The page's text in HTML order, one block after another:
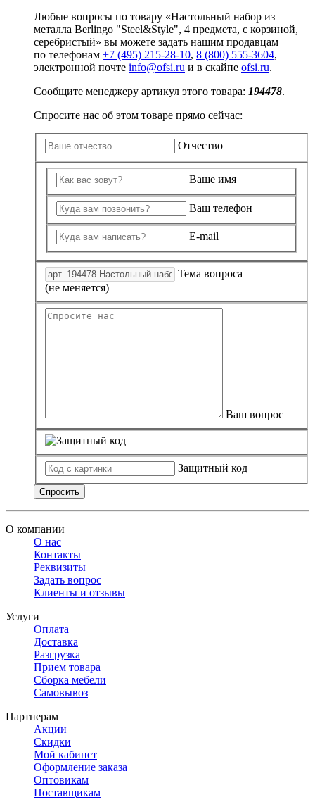
Любые вопросы по товару «Настольный набор из
металла Berlingo "Steel&Style", 4 предмета, с корзиной,
серебристый» вы можете задать нашим продавцам
по телефонам +7 (495) 215-28-10, 8 (800) 555-3604,
электронной почте info@ofsi.ru и в скайпе ofsi.ru.
Сообщите менеджеру артикул этого товара: 194478.
Спросите нас об этом товаре прямо сейчас:
Отчество
Ваше имя
Ваш телефон
E-mail
Тема вопроса
(не меняется)
Ваш вопрос
Защитный код
Спросить
О компании
О нас
Контакты
Реквизиты
Задать вопрос
Клиенты и отзывы
Услуги
Оплата
Доставка
Разгрузка
Прием товара
Сборка мебели
Самовывоз
Партнерам
Акции
Скидки
Мой кабинет
Оформление заказа
Оптовикам
Поставщикам